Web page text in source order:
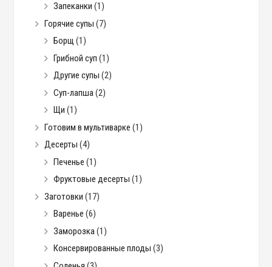
Запеканки (1)
Горячие супы (7)
Борщ (1)
Грибной суп (1)
Другие супы (2)
Суп-лапша(2)
Щи (1)
Готовим в мультиварке (1)
Десерты (4)
Печенье (1)
Фруктовые десерты (1)
Заготовки (17)
Варенье (6)
Заморозка(1)
Консервированные плоды (3)